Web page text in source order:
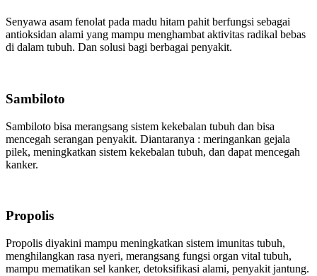
Senyawa asam fenolat pada madu hitam pahit berfungsi sebagai
antioksidan alami yang mampu menghambat aktivitas radikal bebas
di dalam tubuh. Dan solusi bagi berbagai penyakit.
Sambiloto
Sambiloto bisa merangsang sistem kekebalan tubuh dan bisa
mencegah serangan penyakit. Diantaranya : meringankan gejala
pilek, meningkatkan sistem kekebalan tubuh, dan dapat mencegah
kanker.
Propolis
Propolis diyakini mampu meningkatkan sistem imunitas tubuh,
menghilangkan rasa nyeri, merangsang fungsi organ vital tubuh,
mampu mematikan sel kanker, detoksifikasi alami, penyakit jantung.